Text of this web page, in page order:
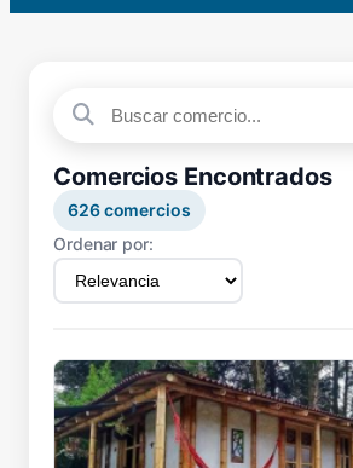
Comercios Encontrados
626comercios
Ordenar por: